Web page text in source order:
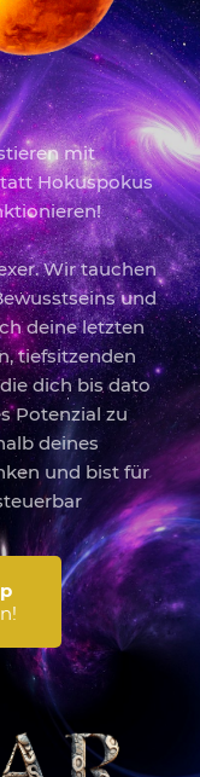
mit
Hokuspokus
Wir tauchen
und
deine letzten
tiefsitzenden
dich bis dato
Potenzial zu
deines
und bist für